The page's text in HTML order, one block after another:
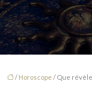
/ Horoscope / Que